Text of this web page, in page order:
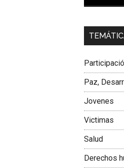
Dra.
Paz,
Jovenes
Victimas
Salud
Derechos